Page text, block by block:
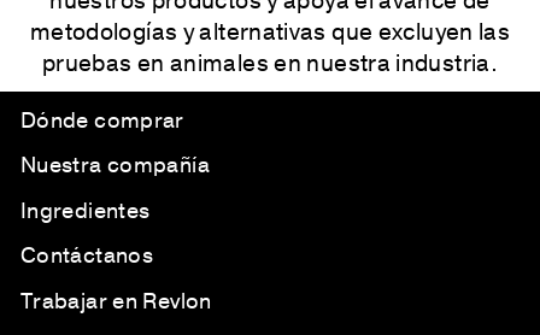
metodologías y alternativas que excluyen las
pruebas en animales en nuestra industria.
Dónde comprar
Nuestra compañía
Ingredientes
Contáctanos
Trabajar en Revlon